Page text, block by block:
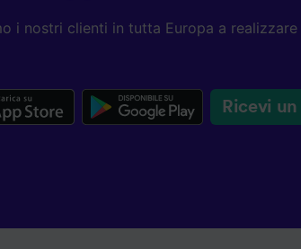
i nostri clienti in tutta Europa a
Ricevi